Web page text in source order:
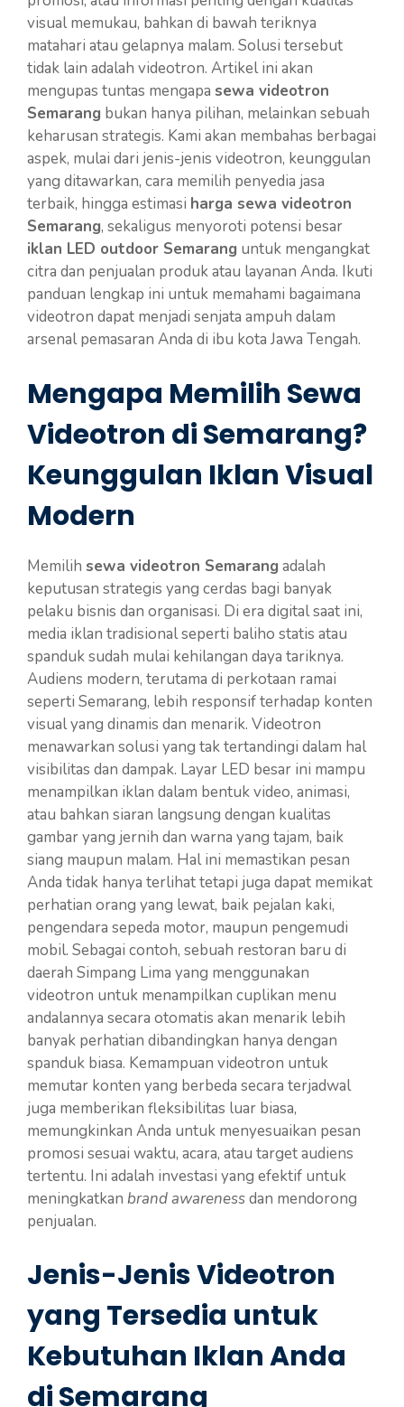
visual memukau, bahkan di bawah teriknya
matahari atau gelapnya malam. Solusi tersebut
tidak lain adalah videotron. Artikel ini akan
mengupas tuntas mengapa sewa videotron
Semarang bukan hanya pilihan, melainkan sebuah
keharusan strategis. Kami akan membahas berbagai
aspek, mulai dari jenis-jenis videotron, keunggulan
yang ditawarkan, cara memilih penyedia jasa
terbaik, hingga estimasi harga sewa videotron
Semarang, sekaligus menyoroti potensi besar
iklan LED outdoor Semarang untuk mengangkat
citra dan penjualan produk atau layanan Anda. Ikuti
panduan lengkap ini untuk memahami bagaimana
videotron dapat menjadi senjata ampuh dalam
arsenal pemasaran Anda di ibu kota Jawa Tengah.
Mengapa Memilih Sewa
Videotron di Semarang?
Keunggulan Iklan Visual
Modern
Memilih sewa videotron Semarang adalah
keputusan strategis yang cerdas bagi banyak
pelaku bisnis dan organisasi. Di era digital saat ini,
media iklan tradisional seperti baliho statis atau
spanduk sudah mulai kehilangan daya tariknya.
Audiens modern, terutama di perkotaan ramai
seperti Semarang, lebih responsif terhadap konten
visual yang dinamis dan menarik. Videotron
menawarkan solusi yang tak tertandingi dalam hal
visibilitas dan dampak. Layar LED besar ini mampu
menampilkan iklan dalam bentuk video, animasi,
atau bahkan siaran langsung dengan kualitas
gambar yang jernih dan warna yang tajam, baik
siang maupun malam. Hal ini memastikan pesan
Anda tidak hanya terlihat tetapi juga dapat memikat
perhatian orang yang lewat, baik pejalan kaki,
pengendara sepeda motor, maupun pengemudi
mobil. Sebagai contoh, sebuah restoran baru di
daerah Simpang Lima yang menggunakan
videotron untuk menampilkan cuplikan menu
andalannya secara otomatis akan menarik lebih
banyak perhatian dibandingkan hanya dengan
spanduk biasa. Kemampuan videotron untuk
memutar konten yang berbeda secara terjadwal
juga memberikan fleksibilitas luar biasa,
memungkinkan Anda untuk menyesuaikan pesan
promosi sesuai waktu, acara, atau target audiens
tertentu. Ini adalah investasi yang efektif untuk
meningkatkan brand awarenessdan mendorong
penjualan.
Jenis-Jenis Videotron
yang Tersedia untuk
Kebutuhan Iklan Anda
di Semarang